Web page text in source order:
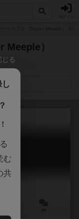
Meeple）
じる
む
共